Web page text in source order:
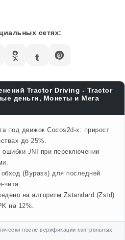
сетях:
Tractor Driving - Tractor
деньги, Монеты и Мега
под движок Cocos2d-x: прирост
до 25%.
ошибки JNI при переключении
(Bypass) для последней
чита.
на алгоритм Zstandard (Zstd)
на 12%.
после верификации контрольных